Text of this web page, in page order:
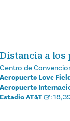
Distancia a los
Centro de
Aeropuerto Love
Aeropuerto
Estadio AT&T
: